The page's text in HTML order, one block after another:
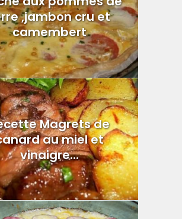
,jambon cru et
camembert
Magrets de
au miel et
vinaigre...